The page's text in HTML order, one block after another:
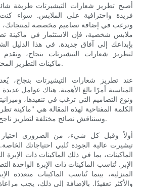
أصبح تطريز شعارات التيشيرتات طريقة
فريدة واحترافية على الملابس. سواء
وترغب في إضافة تصاميم مخصصة
ملابس شخصية، فإن الاستثمار في ماكينة
بإبداعك إلى آفاق جديدة. في هذا الدليل
لتطريز شعارات التيشيرتات بنجاح،
ماكينات التطريز المختلفة المتوفرة في السوق.
عند تطريز شعارات التيشيرتات بنجاح، يُعد
المناسبة أمرًا بالغ الأهمية. هناك عوامل
ونوع التصاميم التي ترغب في تنفيذها،
الكلمة المفتاحية لهذه المقالة هي "ماكينة
وسنناقش نصائح مختلفة لتطريز ناجح باستخدام هذه الماكينات.
أولاً وقبل كل شيء، من الضروري اختيار
تيشيرت عالية الجودة تُلبي احتياجاتك
الماكينات، بما في ذلك الماكينات ذات الإبرة
الإبر. تُناسب الماكينات ذات الإبرة الواحدة
المنزلية، بينما تُناسب الماكينات متعددة
والأكثر تعقيدًا. بالإضافة إلى ذلك، يجب